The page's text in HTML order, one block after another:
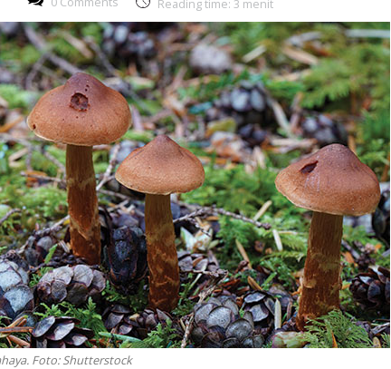
Reading time: 3 menit
Foto: Shutterstock